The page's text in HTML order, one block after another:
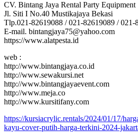
CV. Bintang Jaya Rental Party Equipment
Jl. Siti I No.40 Mustikajaya Bekasi
Tlp.021-82619088 / 021-82619089 / 021-
E-mail. bintangjaya75@yahoo.com
https://www.alatpesta.id
web :
http://www.bintangjaya.co.id
http://www.sewakursi.net
http://www.bintangjayaevent.com
http://www.meja.co
http://www.kursitifany.com
https://kursiacrylic.rentals/2024/01/17/
kayu-cover-putih-harga-terkini-2024-